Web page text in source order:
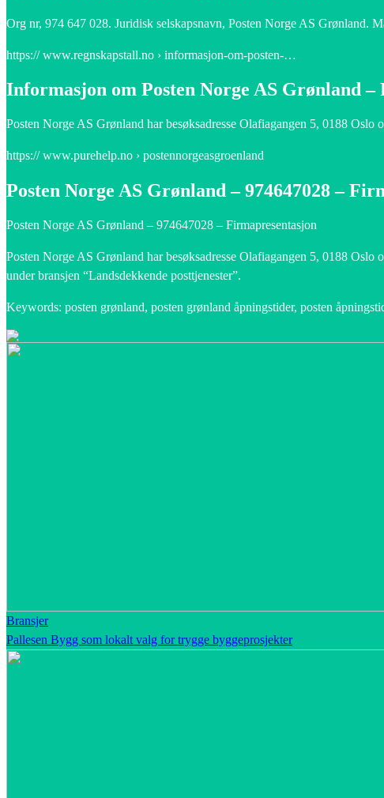
Org nr, 974 647 028. Juridisk selskapsnavn, Posten Norge AS Grønland.
https:// www.regnskapstall.no › informasjon-om-posten-…
Informasjon om Posten Norge AS Grønland –
Posten Norge AS Grønland har besøksadresse Olafiagangen 5, 0188
https:// www.purehelp.no › postennorgeasgroenland
Posten Norge AS Grønland – 974647028 –
Posten Norge AS Grønland – 974647028 – Firmapresentasjon
Posten Norge AS Grønland har besøksadresse Olafiagangen 5, 0188
under bransjen “Landsdekkende posttjenester”.
Keywords: posten grønland, posten grønland åpningstider, posten
Bransjer
Pallesen Bygg som lokalt valg for trygge byggeprosjekter